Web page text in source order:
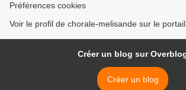
Préférences cookies
Voir le profil de chorale-melisande sur le
Créer un blog sur
Créer un blog